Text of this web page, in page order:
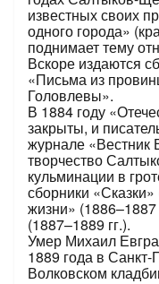
известных своих
одного города»
поднимает тему
Вскоре издаются
«Письма из
Головлевы».
В 1884 году
закрыты, и
журнале «Вестник
творчество
кульминации в
сборники
жизни»
(1887–1889 гг.).
Умер Михаил
1889 года в
Волковском